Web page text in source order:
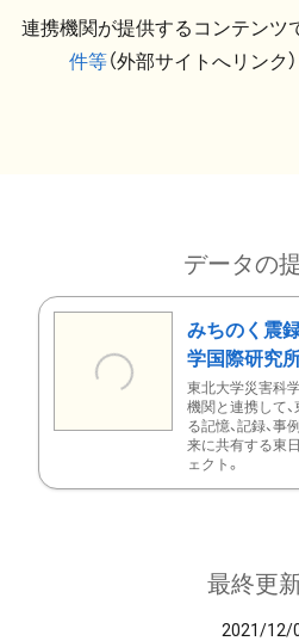
連携機関が提供するコンテンツ
件等（外部サイトへリンク
データの
みちのく震
学国際研究
東北大学災害科
機関と連携して
る記憶、記録、事
来に共有する東
ェクト。
最終更
2021/12/